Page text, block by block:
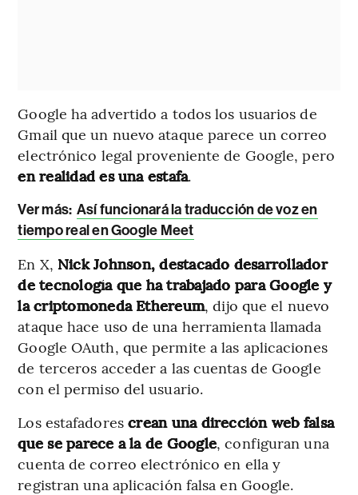
Google ha advertido a todos los usuarios de
Gmail que un nuevo ataque parece un correo
electrónico legal proveniente de Google, pero
en realidad es una estafa.
Ver más: Así funcionará la traducción de voz en
tiempo real en Google Meet
En X, Nick Johnson, destacado desarrollador
de tecnología que ha trabajado para Google y
la criptomoneda Ethereum, dijo que el nuevo
ataque hace uso de una herramienta llamada
Google OAuth, que permite a las aplicaciones
de terceros acceder a las cuentas de Google
con el permiso del usuario.
Los estafadorescrean una dirección web falsa
que se parece a la de Google, configuran una
cuenta de correo electrónico en ella y
registran una aplicación falsa en Google.